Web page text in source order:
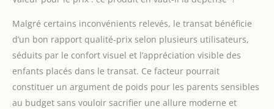
Ce fauteuil à bascule
pour bébé est doté d'un
matelas et d'un oreiller
en velours doux et
agréables pour la peau,
confortables et peu
encombrants. La
Malgré certains inconvénients relevés, le transat bénéficie
d’un bon rapport qualité-prix selon plusieurs utilisateurs,
séduits par le confort visuel et l’appréciation visible des
enfants placés dans le transat. Ce facteur pourrait
constituer un argument de poids pour les parents sensibles
au budget sans vouloir sacrifier une allure moderne et